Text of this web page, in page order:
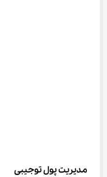
مدیریت پول توجیبی